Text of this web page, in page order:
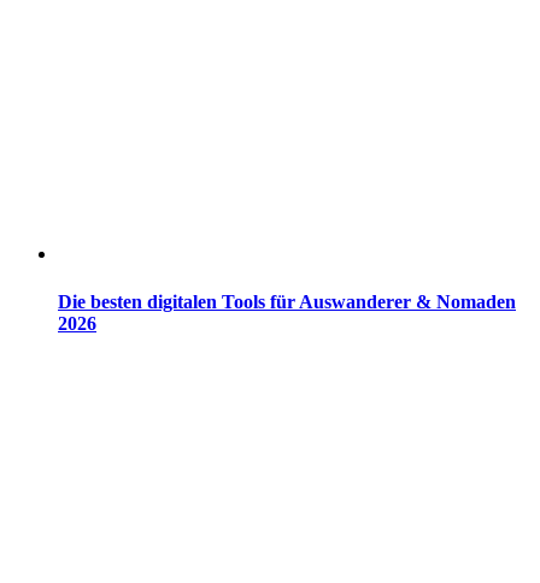
Die besten digitalen Tools für Auswanderer & Nomaden
2026